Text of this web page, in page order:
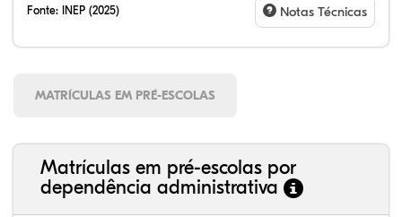
Fonte: INEP (2025) Notas Técnicas
MATRÍCULAS EM PRÉ-ESCOLAS
Matrículas em pré-escolas por
dependência administrativa